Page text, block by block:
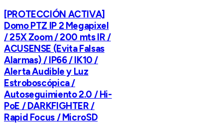
[PROTECCIÓN ACTIVA]
Domo PTZ IP 2 Megapixel
/ 25X Zoom / 200 mts IR /
ACUSENSE (Evita Falsas
Alarmas) / IP66 / IK10 /
Alerta Audible y Luz
Estroboscópica /
Autoseguimiento 2.0 / Hi-
PoE / DARKFIGHTER /
Rapid Focus / MicroSD